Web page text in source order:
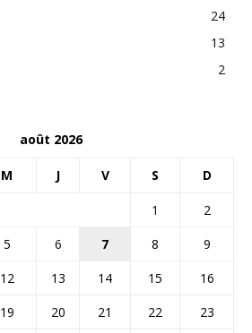
24
13
2
août 2026
M J V S D
1
2
5 6 7 8
9
12 13 14 15
16
19 20 21 22
23